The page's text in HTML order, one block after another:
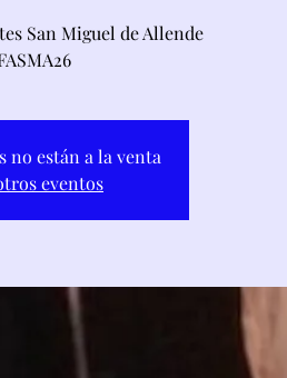
San Miguel de Allende
no están a la venta
eventos